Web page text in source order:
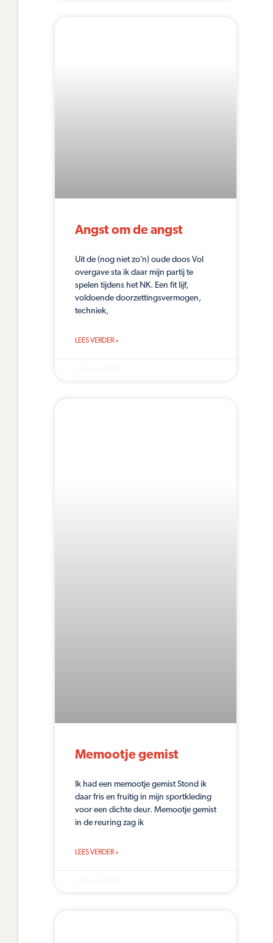
Angst om de angst
Uit de (nog niet zo’n) oude doos Vol
overgave sta ik daar mijn partij te
spelen tijdens het NK. Een fit lijf,
voldoende doorzettingsvermogen,
techniek,
LEES VERDER »
Memootje gemist
Ik had een memootje gemist Stond ik
daar fris en fruitig in mijn sportkleding
voor een dichte deur. Memootje gemist
in de reuring zag ik
LEES VERDER »